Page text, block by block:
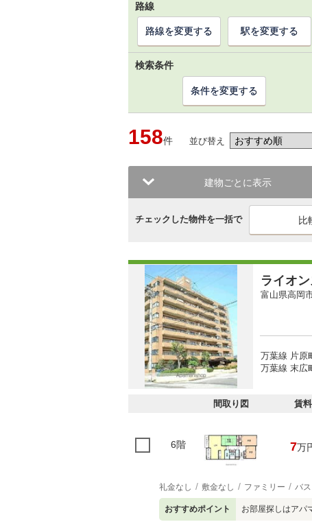
路線
路線を変更する 駅を変更する
検索条件
条件を変更する
158件 並び替え
建物ごとに表示
チェックした物件を一括で
ライオ
富山県高岡
万葉線 片原
万葉線 末広
間取り図 賃料
6階 7万
礼金なし 敷金なし ファミリー バ
おすすめポイント お部屋探しはアパ